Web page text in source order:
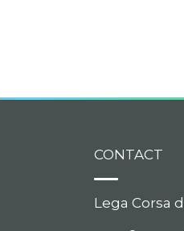
CONTACT
Lega Corsa